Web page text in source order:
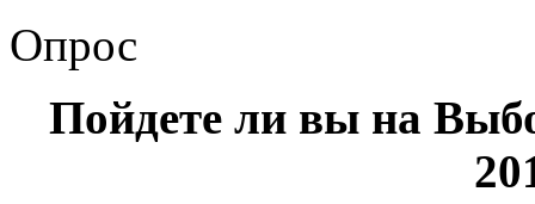
Опрос
Пойдете ли вы на